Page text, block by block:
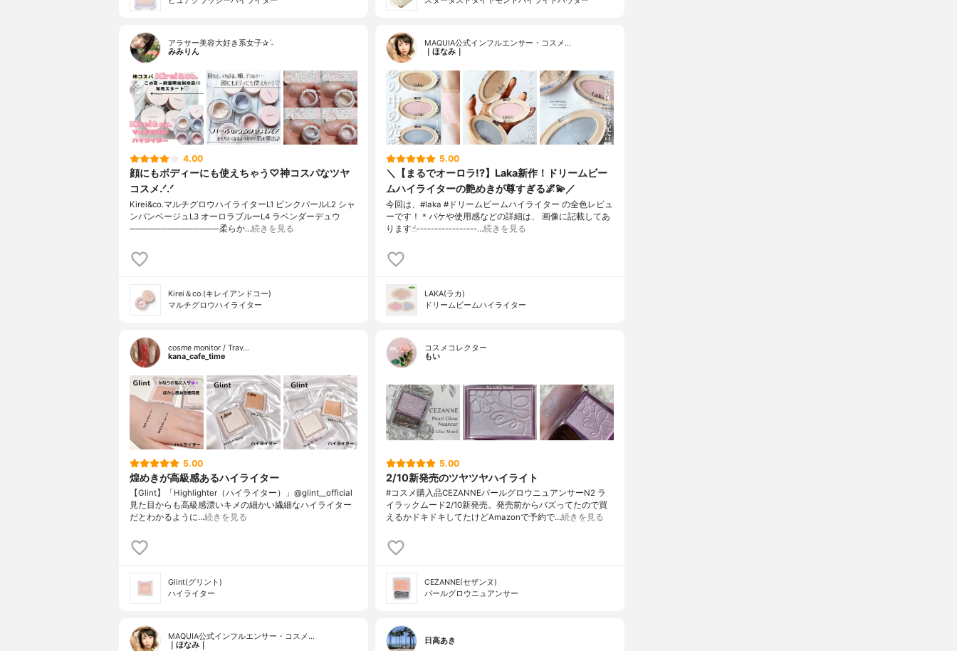
アラサー美容大好き系女子✰ˊ˗
みみりん
4.00
顔にもボディーにも使えちゃう♡神コスパなツヤ
コスメ.ᐟ.ᐟ
Kirei&co.マルチグロウハイライターL1 ピンクパールL2 シャ
ンパンベージュL3 オーロラブルーL4 ラベンダーデュウ
──────────────柔らか…続きを見る
Kirei＆co.(キレイアンドコー)
マルチグロウハイライター
MAQUIA公式インフルエンサー・コスメ…
｜ほなみ｜
5.00
＼【まるでオーロラ!?】Laka新作！ドリームビー
ムハイライターの艶めきが尊すぎる🌌💫／
今回は、#laka #ドリームビームハイライター の全色レビュ
ーです！＊パケや使用感などの詳細は、 画像に記載してあ
ります☝︎-----------------…続きを見る
LAKA(ラカ)
ドリームビームハイライター
cosme monitor / Trav…
kana_cafe_time
5.00
煌めきが高級感あるハイライター
【Glint】「Highlighter（ハイライター）」@glint__official
見た目からも高級感漂いキメの細かい繊細なハイライター
だとわかるように…続きを見る
Glint(グリント)
ハイライター
コスメコレクター
もい
5.00
2/10新発売のツヤツヤハイライト
#コスメ購入品CEZANNEパールグロウニュアンサーN2 ラ
イラックムード2/10新発売。発売前からバズってたので買
えるかドキドキしてたけどAmazonで予約で…続きを見る
CEZANNE(セザンヌ)
パールグロウニュアンサー
MAQUIA公式インフルエンサー・コスメ…
｜ほなみ｜
日高あき